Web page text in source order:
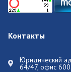
Контакты
Юридический
64/47, офис 600